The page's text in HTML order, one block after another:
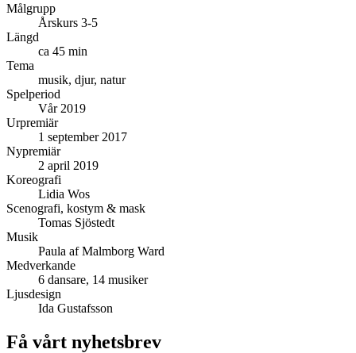
Målgrupp
Årskurs 3-5
Längd
ca 45 min
Tema
musik, djur, natur
Spelperiod
Vår 2019
Urpremiär
1 september 2017
Nypremiär
2 april 2019
Koreografi
Lidia Wos
Scenografi, kostym & mask
Tomas Sjöstedt
Musik
Paula af Malmborg Ward
Medverkande
6 dansare, 14 musiker
Ljusdesign
Ida Gustafsson
Få vårt nyhetsbrev